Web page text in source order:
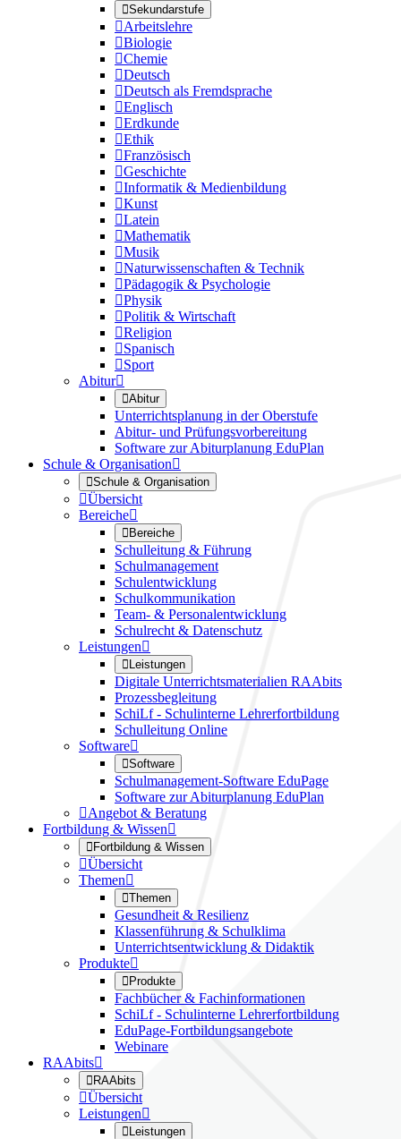
Sekundarstufe
Arbeitslehre
Biologie
Chemie
Deutsch
Deutsch als Fremdsprache
Englisch
Erdkunde
Ethik
Französisch
Geschichte
Informatik & Medienbildung
Kunst
Latein
Mathematik
Musik
Naturwissenschaften & Technik
Pädagogik & Psychologie
Physik
Politik & Wirtschaft
Religion
Spanisch
Sport
Abitur
Abitur
Unterrichtsplanung in der Oberstufe
Abitur- und Prüfungsvorbereitung
Software zur Abiturplanung EduPlan
Schule & Organisation
Schule & Organisation
Übersicht
Bereiche
Bereiche
Schulleitung & Führung
Schulmanagement
Schulentwicklung
Schulkommunikation
Team- & Personalentwicklung
Schulrecht & Datenschutz
Leistungen
Leistungen
Digitale Unterrichtsmaterialien RAAbits
Prozessbegleitung
SchiLf - Schulinterne Lehrerfortbildung
Schulleitung Online
Software
Software
Schulmanagement-Software EduPage
Software zur Abiturplanung EduPlan
Angebot & Beratung
Fortbildung & Wissen
Fortbildung & Wissen
Übersicht
Themen
Themen
Gesundheit & Resilienz
Klassenführung & Schulklima
Unterrichtsentwicklung & Didaktik
Produkte
Produkte
Fachbücher & Fachinformationen
SchiLf - Schulinterne Lehrerfortbildung
EduPage-Fortbildungsangebote
Webinare
RAAbits
RAAbits
Übersicht
Leistungen
Leistungen